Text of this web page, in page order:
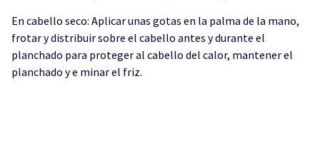
En cabello seco: Aplicar unas gotas en la palma de la mano,
frotar y distribuir sobre el cabello antes y durante el
planchado para proteger al cabello del calor, mantener el
planchado y e minar el friz.